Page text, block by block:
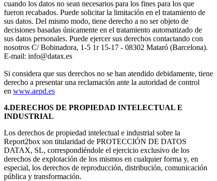
cuando los datos no sean necesarios para los fines para los que
fueron recabados. Puede solicitar la limitación en el tratamiento de
sus datos. Del mismo modo, tiene derecho a no ser objeto de
decisiones basadas únicamente en el tratamiento automatizado de
sus datos personales. Puede ejercer sus derechos contactando con
nosotros C/ Bobinadora, 1-5 1r 15-17 - 08302 Mataró (Barcelona).
E-mail: info@datax.es
Si considera que sus derechos no se han atendido debidamente, tiene
derecho a presentar una reclamación ante la autoridad de control
en www.aepd.es
4.DERECHOS DE PROPIEDAD INTELECTUAL E
INDUSTRIAL
Los derechos de propiedad intelectual e industrial sobre la
Report2box son titularidad de PROTECCIÓN DE DATOS
DATAX, SL, correspondiéndole el ejercicio exclusivo de los
derechos de explotación de los mismos en cualquier forma y, en
especial, los derechos de reproducción, distribución, comunicación
pública y transformación.